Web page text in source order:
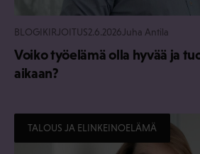
BLOGIKIRJOITUS2.6.2026 Juha Antila
Voiko työelämä olla hyvää ja
aikaan?
TALOUS JA ELINKEINOELÄMÄ